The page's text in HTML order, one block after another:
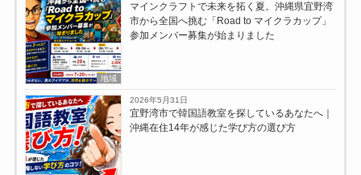
地域
マインクラフトで未来を拓く夏。沖縄県宜野湾
市から全国へ挑む「Road to マイクラカップ」
参加メンバー募集が始まりました
2026年5月31日
宜野湾市で韓国語教室を探しているあなたへ｜
沖縄在住14年が感じた学び方の選び方